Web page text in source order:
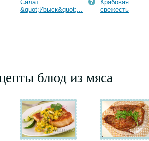
Салат
&quot;Изыск&quot;...
Крабовая
cвежесть
блюд из мяса